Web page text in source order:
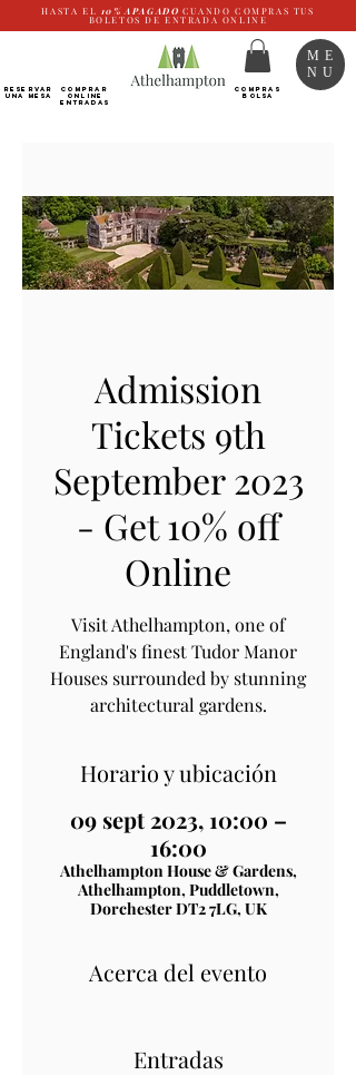
HASTA EL 10% APAGADO CUANDO COMPRAS TUS
BOLETOS DE ENTRADA ONLINE
RESERVAR
UNA MESA
Comprar
ONLINE
Entradas
COMPRAS
BOLSA
ME
NU
Admission
Tickets 9th
September 2023
- Get 10% off
Online
Visit Athelhampton, one of
England's finest Tudor Manor
Houses surrounded by stunning
architectural gardens.
Horario y ubicación
09 sept 2023, 10:00 –
16:00
Athelhampton House & Gardens,
Athelhampton, Puddletown,
Dorchester DT2 7LG, UK
Acerca del evento
Entradas